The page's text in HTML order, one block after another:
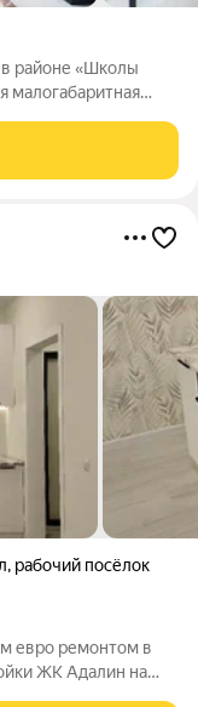
в районе «Школы
малогабаритная
или как
, рабочий посёлок
евро ремонтом в
ЖК Адалин на